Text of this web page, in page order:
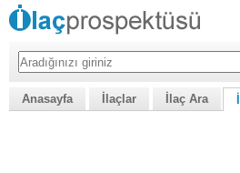
Anasayfa İlaçlar İlaç Ara